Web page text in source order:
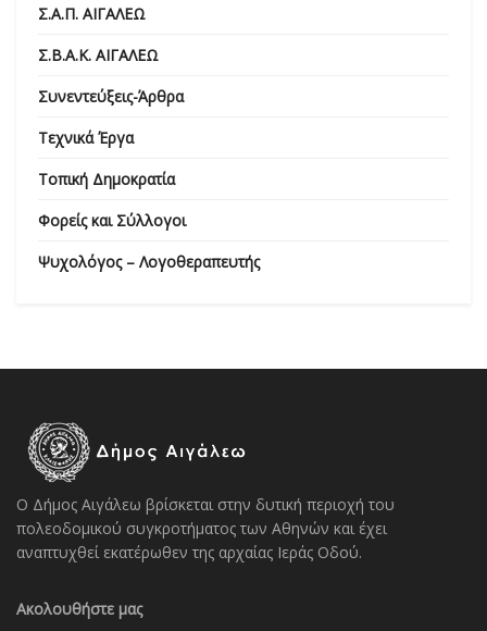
Σ.Α.Π. ΑΙΓΑΛΕΩ
Σ.Β.Α.Κ. ΑΙΓΑΛΕΩ
Συνεντεύξεις-Άρθρα
Τεχνικά Έργα
Τοπική Δημοκρατία
Φορείς και Σύλλογοι
Ψυχολόγος – Λογοθεραπευτής
Ο Δήμος Αιγάλεω βρίσκεται στην δυτική περιοχή του
πολεοδομικού συγκροτήματος των Αθηνών και έχει
αναπτυχθεί εκατέρωθεν της αρχαίας Ιεράς Οδού.
Ακολουθήστε μας